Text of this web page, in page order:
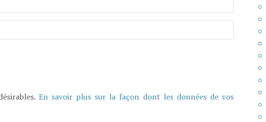
En savoir plus sur la façon dont les données de vos